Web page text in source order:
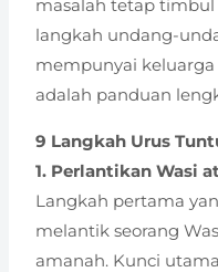
masalah tetap
langkah undang-
mempunyai
adalah panduan
9 Langkah Urus
1. Perlantikan Wasi
Langkah pertama
melantik seorang
amanah. Kunci